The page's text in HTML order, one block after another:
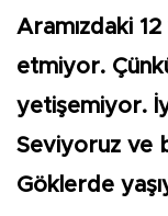
Aramızdaki
etmiyor.
yetişemiyor.
Seviyoruz ve
Göklerde